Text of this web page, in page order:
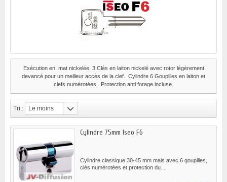
Exécution en mat nickelée, 3 Clés en laiton nickelé avec rotor légèrement
devancé pour un meilleur accès de la clef. Cylindre 6 Goupilles en laiton et
clefs numérotées . Protection anti forage incluse.
Tri :
Le moins
Cylindre 75mm Iseo F6
Cylindre classique 30-45 mm mais avec 6 goupilles,
clés numérotées et protection du...